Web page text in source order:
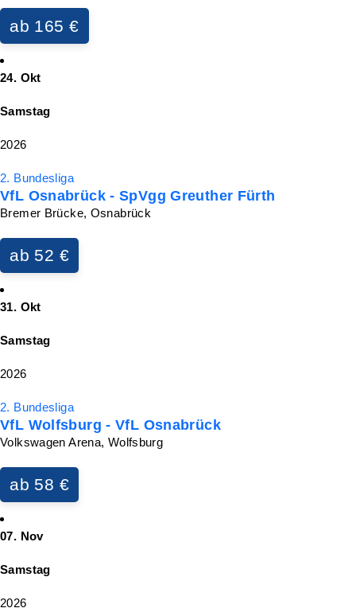
ab 165 €
24. Okt
Samstag
2026
2. Bundesliga
VfL Osnabrück - SpVgg Greuther Fürth
Bremer Brücke, Osnabrück
ab 52 €
31. Okt
Samstag
2026
2. Bundesliga
VfL Wolfsburg - VfL Osnabrück
Volkswagen Arena, Wolfsburg
ab 58 €
07. Nov
Samstag
2026